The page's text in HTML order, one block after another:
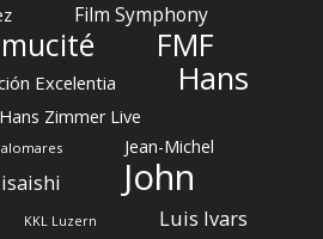
Film Symphony
FMF
Excelentia
Hans
Hans Zimmer Live
Jean-Michel
John
KKL Luzern
Luis Ivars